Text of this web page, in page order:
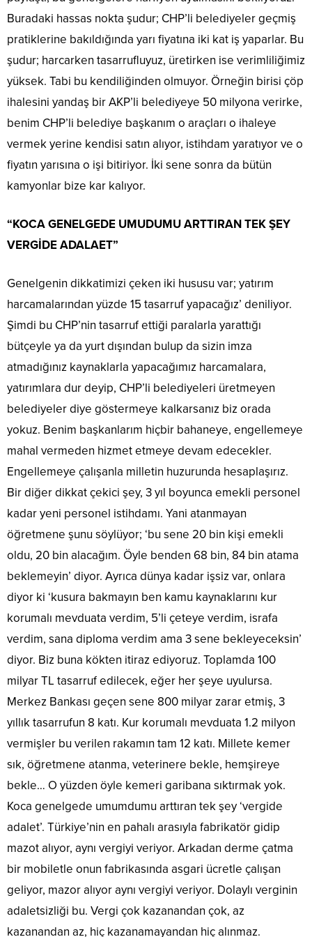
Buradaki hassas nokta şudur; CHP’li belediyeler geçmiş
pratiklerine bakıldığında yarı fiyatına iki kat iş yaparlar. Bu
şudur; harcarken tasarrufluyuz, üretirken ise verimliliğimiz
yüksek. Tabi bu kendiliğinden olmuyor. Örneğin birisi çöp
ihalesini yandaş bir AKP’li belediyeye 50 milyona verirke,
benim CHP’li belediye başkanım o araçları o ihaleye
vermek yerine kendisi satın alıyor, istihdam yaratıyor ve o
fiyatın yarısına o işi bitiriyor. İki sene sonra da bütün
kamyonlar bize kar kalıyor.
“KOCA GENELGEDE UMUDUMU ARTTIRAN TEK ŞEY
VERGİDE ADALAET”
Genelgenin dikkatimizi çeken iki hususu var; yatırım
harcamalarından yüzde 15 tasarruf yapacağız’ deniliyor.
Şimdi bu CHP’nin tasarruf ettiği paralarla yarattığı
bütçeyle ya da yurt dışından bulup da sizin imza
atmadığınız kaynaklarla yapacağımız harcamalara,
yatırımlara dur deyip, CHP’li belediyeleri üretmeyen
belediyeler diye göstermeye kalkarsanız biz orada
yokuz. Benim başkanlarım hiçbir bahaneye, engellemeye
mahal vermeden hizmet etmeye devam edecekler.
Engellemeye çalışanla milletin huzurunda hesaplaşırız.
Bir diğer dikkat çekici şey, 3 yıl boyunca emekli personel
kadar yeni personel istihdamı. Yani atanmayan
öğretmene şunu söylüyor; ‘bu sene 20 bin kişi emekli
oldu, 20 bin alacağım. Öyle benden 68 bin, 84 bin atama
beklemeyin’ diyor. Ayrıca dünya kadar işsiz var, onlara
diyor ki ‘kusura bakmayın ben kamu kaynaklarını kur
korumalı mevduata verdim, 5’li çeteye verdim, israfa
verdim, sana diploma verdim ama 3 sene bekleyeceksin’
diyor. Biz buna kökten itiraz ediyoruz. Toplamda 100
milyar TL tasarruf edilecek, eğer her şeye uyulursa.
Merkez Bankası geçen sene 800 milyar zarar etmiş, 3
yıllık tasarrufun 8 katı. Kur korumalı mevduata 1.2 milyon
vermişler bu verilen rakamın tam 12 katı. Millete kemer
sık, öğretmene atanma, veterinere bekle, hemşireye
bekle… O yüzden öyle kemeri garibana sıktırmak yok.
Koca genelgede umumdumu arttıran tek şey ‘vergide
adalet’. Türkiye’nin en pahalı arasıyla fabrikatör gidip
mazot alıyor, aynı vergiyi veriyor. Arkadan derme çatma
bir mobiletle onun fabrikasında asgari ücretle çalışan
geliyor, mazor alıyor aynı vergiyi veriyor. Dolaylı verginin
adaletsizliği bu. Vergi çok kazanandan çok, az
kazanandan az, hiç kazanamayandan hiç alınmaz.